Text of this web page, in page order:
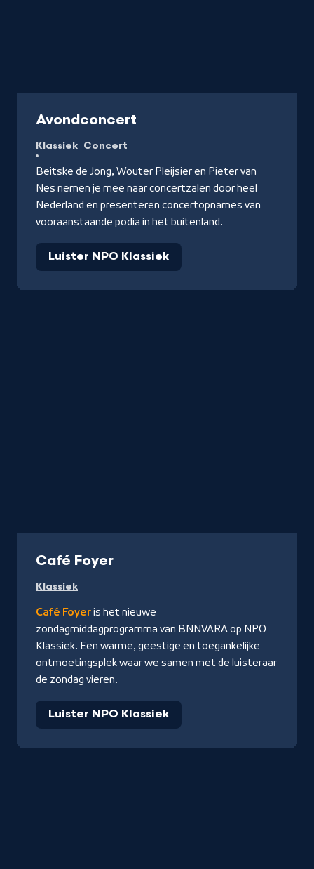
Avondconcert
Klassiek Concert
Beitske de Jong, Wouter Pleijsier en Pieter van
Nes nemen je mee naar concertzalen door heel
Nederland en presenteren concertopnames van
vooraanstaande podia in het buitenland.
Luister NPO Klassiek
Café Foyer
Klassiek
Café Foyeris het nieuwe
zondagmiddagprogramma van BNNVARA op NPO
Klassiek. Een warme, geestige en toegankelijke
ontmoetingsplek waar we samen met de luisteraar
de zondag vieren.
Luister NPO Klassiek